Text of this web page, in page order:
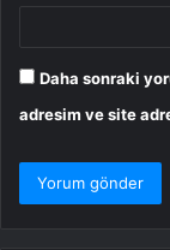
Daha sonraki
adresim ve site